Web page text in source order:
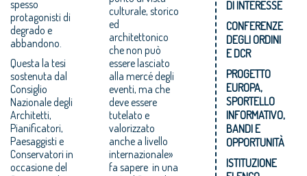
spesso
protagonisti di
degrado e
abbandono.
Questa la tesi
sostenuta dal
Consiglio
Nazionale degli
Architetti,
Pianificatori,
Paesaggisti e
Conservatori in
occasione del
culturale, storico
ed
architettonico
che non può
essere lasciato
alla mercé degli
eventi, ma che
deve essere
tutelato e
valorizzato
anche a livello
internazionale»
fa sapere in una
DI INTERESSE
CONFERENZE
DEGLI ORDINI
E DCR
PROGETTO
EUROPA,
SPORTELLO
INFORMATIVO,
BANDI E
OPPORTUNITÀ
ISTITUZIONE